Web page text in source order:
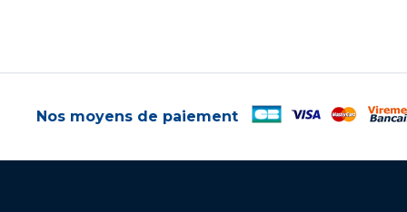
Nos moyens de paiement